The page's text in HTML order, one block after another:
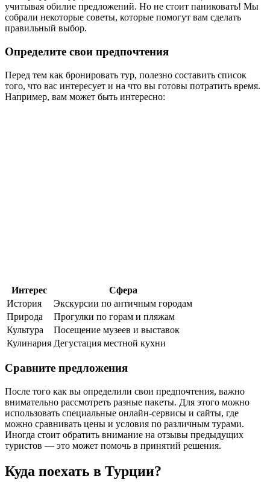
учитывая обилие предложений. Но не стоит паниковать! Мы
собрали некоторые советы, которые помогут вам сделать
правильный выбор.
Определите свои предпочтения
Перед тем как бронировать тур, полезно составить список
того, что вас интересует и на что вы готовы потратить время.
Например, вам может быть интересно:
Интерес
Сфера
История
Экскурсии по античным городам
Природа
Прогулки по горам и пляжам
Культура
Посещение музеев и выставок
Кулинария Дегустация местной кухни
Сравните предложения
После того как вы определили свои предпочтения, важно
внимательно рассмотреть разные пакеты. Для этого можно
использовать специальные онлайн-сервисы и сайты, где
можно сравнивать цены и условия по различным турами.
Иногда стоит обратить внимание на отзывы предыдущих
туристов — это может помочь в принятий решения.
Куда поехать в Турции?